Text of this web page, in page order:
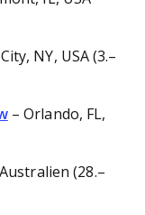
NY, USA (3.–
– Orlando, FL,
(28.–